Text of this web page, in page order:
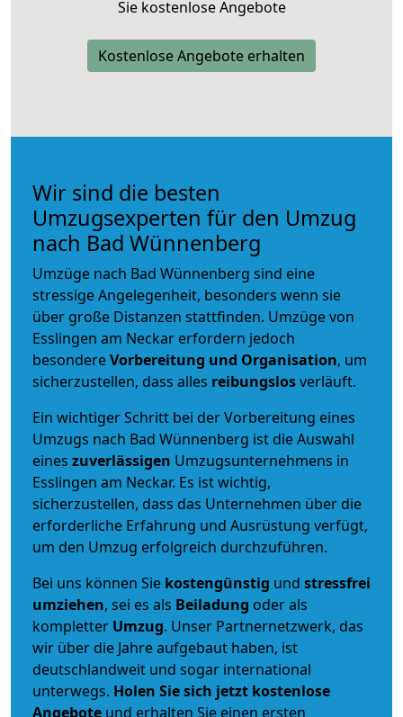
Sie kostenlose Angebote
Kostenlose Angebote erhalten
Wir sind die besten
Umzugsexperten für den Umzug
nach Bad Wünnenberg
Umzüge nach Bad Wünnenberg sind eine
stressige Angelegenheit, besonders wenn sie
über große Distanzen stattfinden. Umzüge von
Esslingen am Neckar erfordern jedoch
besondereVorbereitung und Organisation, um
sicherzustellen, dass alles reibungslosverläuft.
Ein wichtiger Schritt bei der Vorbereitung eines
Umzugs nach Bad Wünnenberg ist die Auswahl
eines zuverlässigen Umzugsunternehmens in
Esslingen am Neckar. Es ist wichtig,
sicherzustellen, dass das Unternehmen über die
erforderliche Erfahrung und Ausrüstung verfügt,
um den Umzug erfolgreich durchzuführen.
Bei uns können Sie kostengünstig und stressfrei
umziehen, sei es als Beiladung oder als
kompletter Umzug. Unser Partnernetzwerk, das
wir über die Jahre aufgebaut haben, ist
deutschlandweit und sogar international
unterwegs. Holen Sie sich jetzt kostenlose
Angebote und erhalten Sie einen ersten